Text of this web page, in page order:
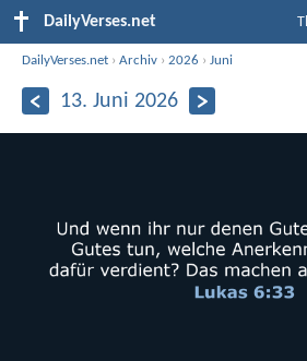
DailyVerses.net
DailyVerses.net ›Archiv ›2026 ›Juni
13. Juni 2026